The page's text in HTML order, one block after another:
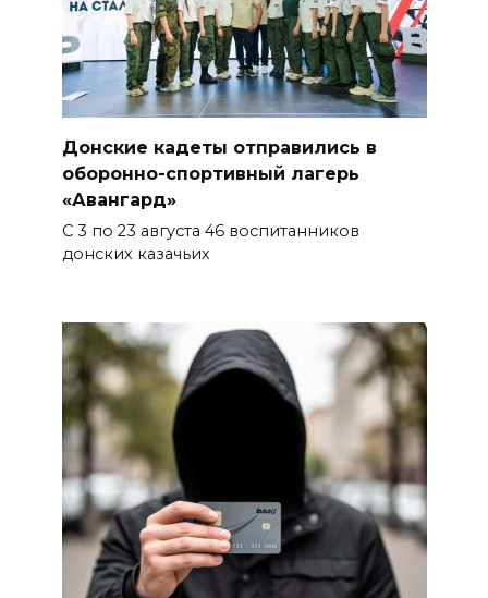
Донские кадеты отправились в
оборонно-спортивный лагерь
«Авангард»
С 3 по 23 августа 46 воспитанников
донских казачьих